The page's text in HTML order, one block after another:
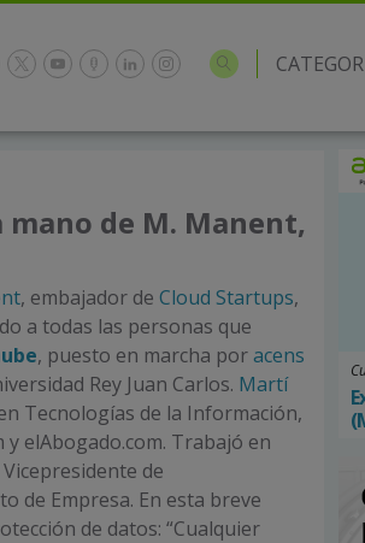
mano de M. Manent,
, embajador de Cloud Startups,
a todas las personas que
, puesto en marcha poracens
Rey Juan Carlos. Martí
Tecnologías de la Información,
elAbogado.com. Trabajó en
de
de Empresa. En esta breve
de datos: “Cualquier